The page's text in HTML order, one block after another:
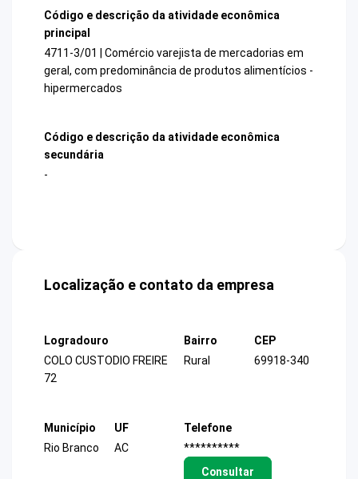
Código e descrição da atividade econômica
principal
4711-3/01 | Comércio varejista de mercadorias em
geral, com predominância de produtos alimentícios -
hipermercados
Código e descrição da atividade econômica
secundária
-
Localização e contato da empresa
Logradouro
COLO CUSTODIO FREIRE
72
Bairro
Rural
CEP
69918-340
Município
Rio Branco
UF
AC
Telefone
**********
Consultar